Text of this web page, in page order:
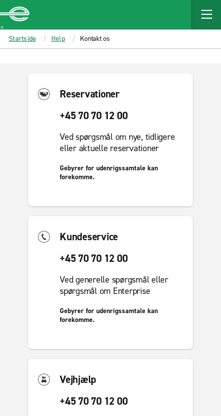
MAIN
CONTENT
Enterprise
Startside Help Kontakt os
Reservationer
+45 70 70 12 00
Ved spørgsmål om nye, tidligere
eller aktuelle reservationer
Gebyrer for udenrigssamtale kan
forekomme.
Kundeservice
+45 70 70 12 00
Ved generelle spørgsmål eller
spørgsmål om Enterprise
Gebyrer for udenrigssamtale kan
forekomme.
Vejhjælp
+45 70 70 12 00